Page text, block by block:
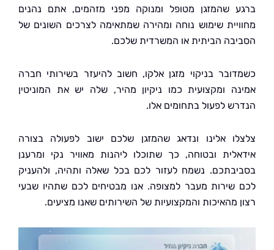
שהמזגן מטופל ומנוקה מפני מזהמים, אתם נהנים
שימוש נוחה ומהירה שמתאימה לצרכים השונים של
הביתית או המשרדית שלכם.
בניקוי מזגן אלקו, חשוב להיעזר בשירותי חברה
ומקצועית כמו ניקיון מהיר, שלה יש את המוניטין
לפעול בתחומים אלו.
אלינו ונדאג שהמזגן שלכם ישוב לפעולה בצורה
ובטוחה, כך שתוכלו ליהנות מאוויר נקי ומרענן
נשמח לעזור לכם בכל שאלה ותהיה, ולהעניק
מעבר למצופה. אנו מבטיחים לכם שתהיו שבעי
מהאיכות והמקצועיות של השירותים שאנו מציעים.